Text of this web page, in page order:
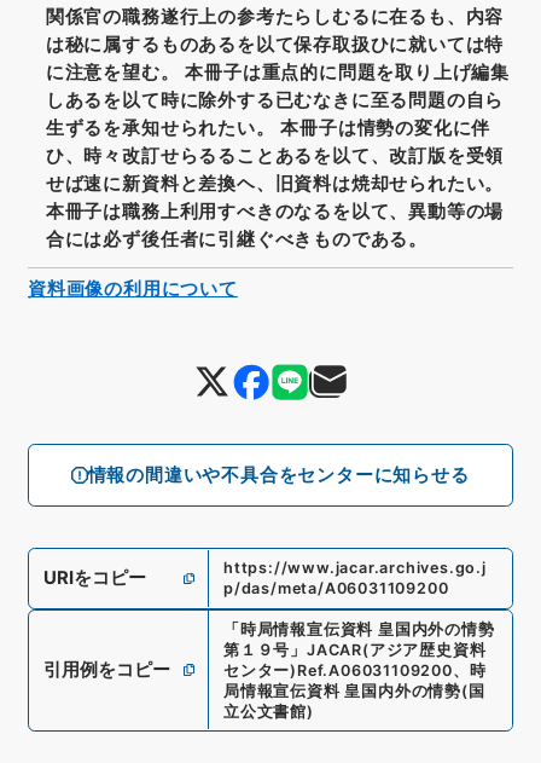
情報の間違いや不具合をセンターに知らせる
関係官の職務遂行上の参考たらしむるに在るも、内容
は秘に属するものあるを以て保存取扱ひに就いては特
に注意を望む。 本冊子は重点的に問題を取り上げ編集
しあるを以て時に除外する已むなきに至る問題の自ら
生ずるを承知せられたい。 本冊子は情勢の変化に伴
ひ、時々改訂せらるることあるを以て、改訂版を受領
せば速に新資料と差換ヘ、旧資料は焼却せられたい。
本冊子は職務上利用すべきのなるを以て、異動等の場
合には必ず後任者に引継ぐべきものである。
URIをコピー
https://www.jacar.archives.go.j
p/das/meta/A06031109200
引用例をコピー
「時局情報宣伝資料 皇国内外の情勢
第１９号 」 JACAR(アジア歴史資料
センター) Ref.A06031109200、 時
局情報宣伝資料 皇国内外の情勢(国
立公文書館)
資料画像の利用について